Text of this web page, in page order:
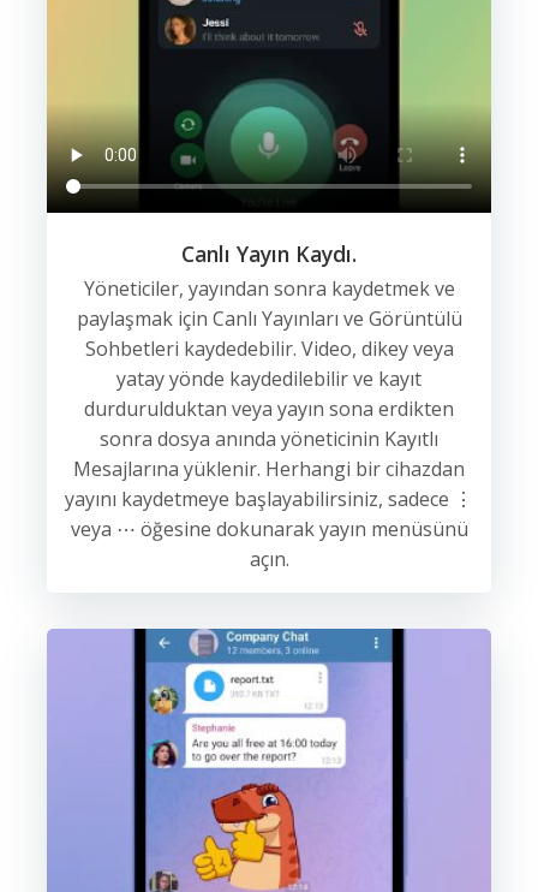
Canlı Yayın Kaydı.
Yöneticiler, yayından sonra kaydetmek ve
paylaşmak için Canlı Yayınları ve Görüntülü
Sohbetleri kaydedebilir. Video, dikey veya
yatay yönde kaydedilebilir ve kayıt
durdurulduktan veya yayın sona erdikten
sonra dosya anında yöneticinin Kayıtlı
Mesajlarına yüklenir. Herhangi bir cihazdan
yayını kaydetmeye başlayabilirsiniz, sadece ⋮
veya ⋯ öğesine dokunarak yayın menüsünü
açın.